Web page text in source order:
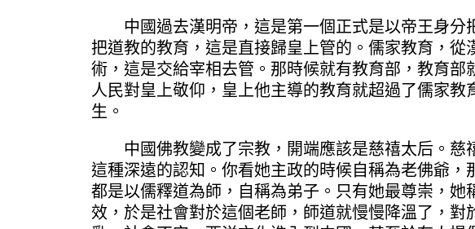
中國過去漢明帝，這是第一個正式是以帝王身分
把道教的教育，這是直接歸皇上管的。儒家教育，
術，這是交給宰相去管。那時候就有教育部，教育
人民對皇上敬仰，皇上他主導的教育就超過了儒家
生。
中國佛教變成了宗教，開端應該是慈禧太后。慈
這種深遠的認知。你看她主政的時候自稱為老佛爺
都是以儒釋道為師，自稱為弟子。只有她最尊崇，
效，於是社會對於這個老師，師道就慢慢降溫了，